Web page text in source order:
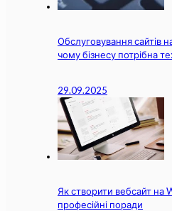
Обслуговування сайтів
чому бізнесу потрібна
29.09.2025
Як створити вебсайт на
професійні поради